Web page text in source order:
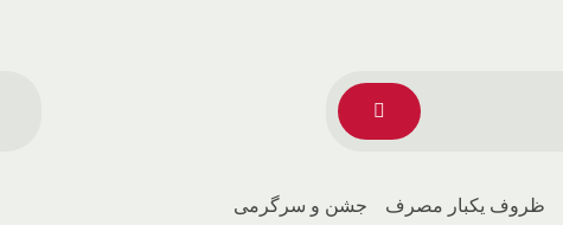
ظروف یکبار مصرف جشن و سرگرمی